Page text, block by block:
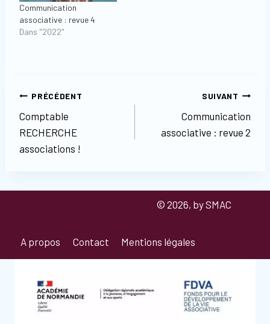
Communication
associative : revue 4
Dans "2022"
PRÉCÉDENT
Comptable
RECHERCHE
associations !
SUIVANT
Communication
associative : revue 2
© 2026, by SMAC
A propos Contact Mentions légales